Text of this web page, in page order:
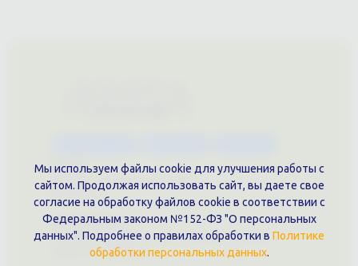
О нас
Примеры выполненных работ
Вконтакте
Документы
Политика обработки персональных данных
Публичная оферта
Мы используем файлы cookie для улучшения работы с
сайтом. Продолжая использовать сайт, вы даете свое
согласие на обработку файлов cookie в соответствии с
Федеральным законом №152-ФЗ "О персональных
данных". Подробнее о правилах обработки в Политике
обработки персональных данных.